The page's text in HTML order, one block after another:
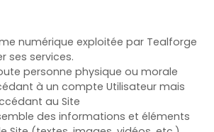
numérique exploitée par Tealforge
ses services.
personne physique ou morale
à un compte Utilisateur mais
au Site
des informations et éléments